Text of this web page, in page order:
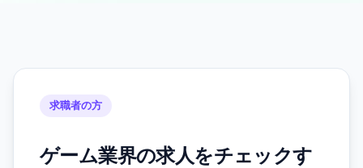
求職者の方
ゲーム業界の求人をチェックす